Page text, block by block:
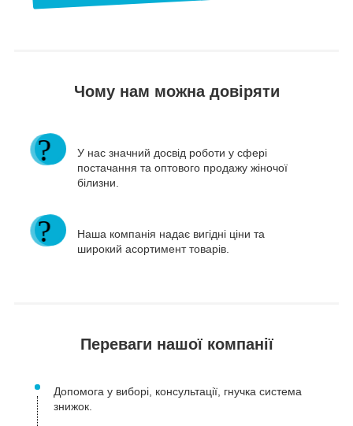
Чому нам можна довіряти
У нас значний досвід роботи у сфері
постачання та оптового продажу жіночої
білизни.
Наша компанія надає вигідні ціни та
широкий асортимент товарів.
Переваги нашої компанії
Допомога у виборі, консультації, гнучка система
знижок.